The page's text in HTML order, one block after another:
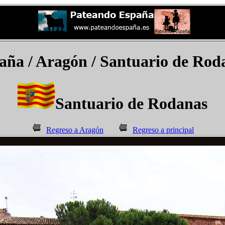
/ Aragón / Santuario de
Santuario de Rodanas
Regreso a Aragón Regreso a principal